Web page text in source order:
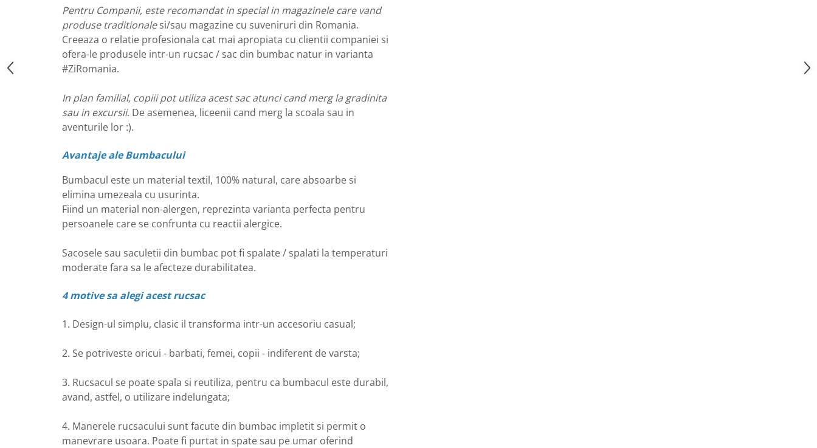
Pentru Companii, este recomandat in special in magazinele care vand
produse traditionalesi/sau magazine cu suveniruri din Romania.
Creeaza o relatie profesionala cat mai apropiata cu clientii companiei si
ofera-le produsele intr-un rucsac / sac din bumbac natur in varianta
#ZiRomania.
In plan familial, copiii pot utiliza acest sac atunci cand merg la gradinita
sau in excursii. De asemenea, liceenii cand merg la scoala sau in
aventurile lor :).
Avantaje ale Bumbacului
Bumbacul este un material textil, 100% natural, care absoarbe si
elimina umezeala cu usurinta.
Fiind un material non-alergen, reprezinta varianta perfecta pentru
persoanele care se confrunta cu reactii alergice.
Sacosele sau saculetii din bumbac pot fi spalate / spalati la temperaturi
moderate fara sa le afecteze durabilitatea.
4 motive sa alegi acest rucsac
1. Design-ul simplu, clasic il transforma intr-un accesoriu casual;
2. Se potriveste oricui - barbati, femei, copii - indiferent de varsta;
3. Rucsacul se poate spala si reutiliza, pentru ca bumbacul este durabil,
avand, astfel, o utilizare indelungata;
4. Manerele rucsacului sunt facute din bumbac impletit si permit o
manevrare usoara. Poate fi purtat in spate sau pe umar oferind